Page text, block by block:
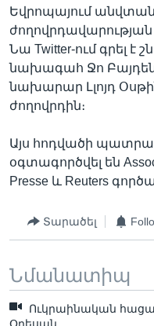
Եվրոպայում
ժողովրդավարության
Նա Twitter-ում գրել է
նախագահ Ջո
նախարար Լլոյդ
ժողովրդին։
Այս հոդվածի
օգտագործվել են
Presse և Reuters
Տարածել
Նմանատիպ
Ուկրաինական